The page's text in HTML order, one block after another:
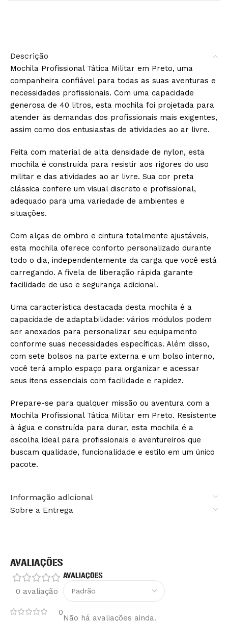
Descrição
Mochila Profissional Tática Militar em Preto, uma
companheira confiável para todas as suas aventuras e
necessidades profissionais. Com uma capacidade
generosa de 40 litros, esta mochila foi projetada para
atender às demandas dos profissionais mais exigentes,
assim como dos entusiastas de atividades ao ar livre.
Feita com material de alta densidade de nylon, esta
mochila é construída para resistir aos rigores do uso
militar e das atividades ao ar livre. Sua cor preta
clássica confere um visual discreto e profissional,
adequado para uma variedade de ambientes e
situações.
Com alças de ombro e cintura totalmente ajustáveis,
esta mochila oferece conforto personalizado durante
todo o dia, independentemente da carga que você está
carregando. A fivela de liberação rápida garante
facilidade de uso e segurança adicional.
Uma característica destacada desta mochila é a
capacidade de adaptabilidade: vários módulos podem
ser anexados para personalizar seu equipamento
conforme suas necessidades específicas. Além disso,
com sete bolsos na parte externa e um bolso interno,
você terá amplo espaço para organizar e acessar
seus itens essenciais com facilidade e rapidez.
Prepare-se para qualquer missão ou aventura com a
Mochila Profissional Tática Militar em Preto. Resistente
à água e construída para durar, esta mochila é a
escolha ideal para profissionais e aventureiros que
buscam qualidade, funcionalidade e estilo em um único
pacote.
Informação adicional
Sobre a Entrega
AVALIAÇÕES
0 avaliação
0
AVALIAÇÕES
Não há avaliações ainda.